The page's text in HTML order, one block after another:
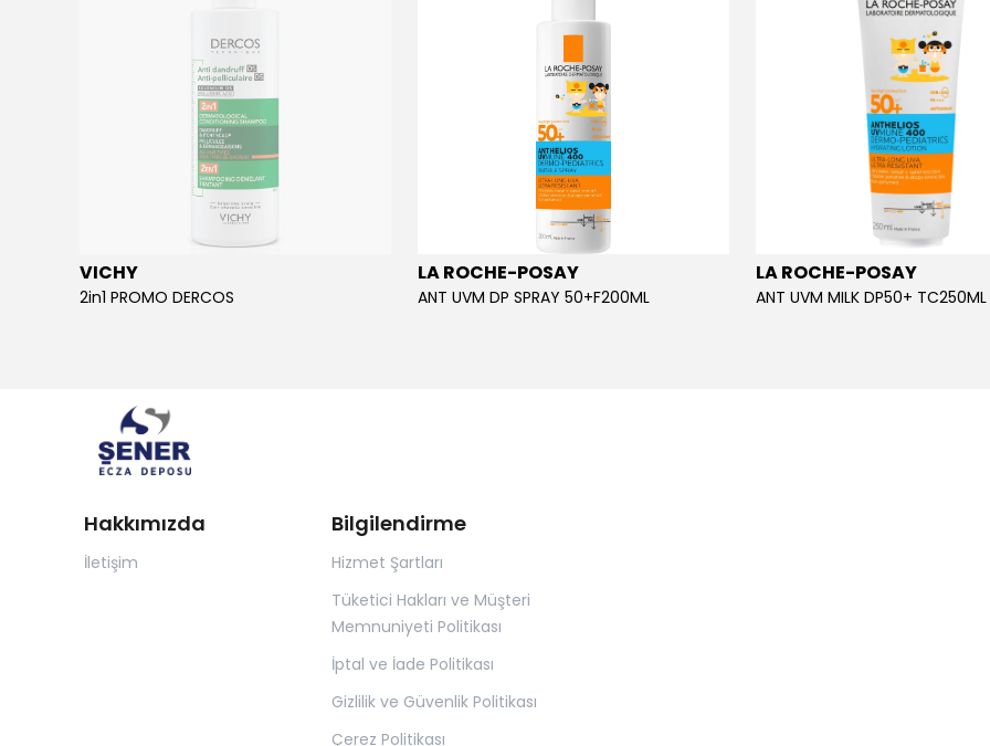
VICHY
2in1 PROMO DERCOS
LA ROCHE-POSAY
ANT UVM DP SPRAY 50+F200ML
LA ROCHE-POSAY
ANT UVM MILK DP50+ TC250ML
Hakkımızda
İletişim
Bilgilendirme
Hizmet Şartları
Tüketici Hakları ve Müşteri
Memnuniyeti Politikası
İptal ve İade Politikası
Gizlilik ve Güvenlik Politikası
Çerez Politikası